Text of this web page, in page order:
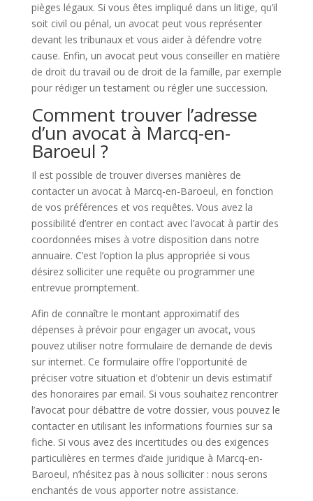
pièges légaux. Si vous êtes impliqué dans un litige, qu’il
soit civil ou pénal, un avocat peut vous représenter
devant les tribunaux et vous aider à défendre votre
cause. Enfin, un avocat peut vous conseiller en matière
de droit du travail ou de droit de la famille, par exemple
pour rédiger un testament ou régler une succession.
Comment trouver l’adresse
d’un avocat à Marcq-en-
Baroeul ?
Il est possible de trouver diverses manières de
contacter un avocat à Marcq-en-Baroeul, en fonction
de vos préférences et vos requêtes. Vous avez la
possibilité d’entrer en contact avec l’avocat à partir des
coordonnées mises à votre disposition dans notre
annuaire. C’est l’option la plus appropriée si vous
désirez solliciter une requête ou programmer une
entrevue promptement.
Afin de connaître le montant approximatif des
dépenses à prévoir pour engager un avocat, vous
pouvez utiliser notre formulaire de demande de devis
sur internet. Ce formulaire offre l’opportunité de
préciser votre situation et d’obtenir un devis estimatif
des honoraires par email. Si vous souhaitez rencontrer
l’avocat pour débattre de votre dossier, vous pouvez le
contacter en utilisant les informations fournies sur sa
fiche. Si vous avez des incertitudes ou des exigences
particulières en termes d’aide juridique à Marcq-en-
Baroeul, n’hésitez pas à nous solliciter : nous serons
enchantés de vous apporter notre assistance.